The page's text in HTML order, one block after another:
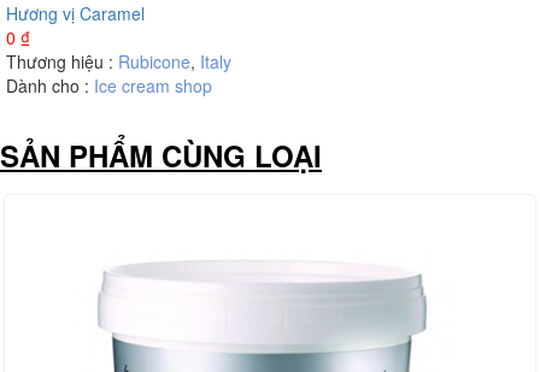
Hương vị Caramel
0 ₫
Thương hiệu : Rubicone, Italy
Dành cho : Ice cream shop
SẢN PHẨM CÙNG LOẠI